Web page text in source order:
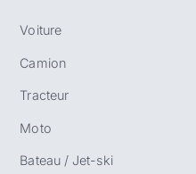
Voiture
Camion
Tracteur
Moto
Bateau / Jet-ski